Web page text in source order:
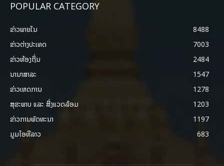
POPULAR CATEGORY
ຂ່າວພາຍ​ໃນ
8488
ຂ່າວຕ່າງປະເທດ
7003
ຂ່າວທ້ອງຖິ່ນ
2484
ນານາສາລະ
1547
ຂ່າວເຫດການ
1278
ສຸຂະພາບ ແລະ ສີ່ງແວດລ້ອມ
1203
ຂ່າວການພັດທະນາ
1197
ມູມໄອທີລາວ
683